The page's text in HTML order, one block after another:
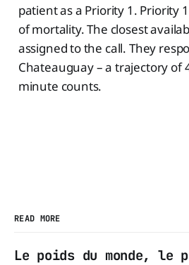
patient as a Priority 1. Priority
of mortality. The closest
assigned to the call. They
Chateauguay – a trajectory of
minute counts.
READ MORE
Le poids du monde, le